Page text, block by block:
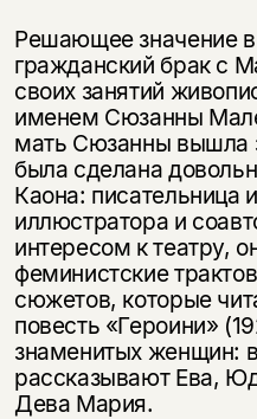
Решающее значение в
гражданский брак с
своих занятий
именем Сюзанны
мать Сюзанны вышла
была сделана
Каона: писательница
иллюстратора и
интересом к театру,
феминистские
сюжетов, которые
повесть «Героини»
знаменитых женщин:
рассказывают Ева,
Дева Мария.